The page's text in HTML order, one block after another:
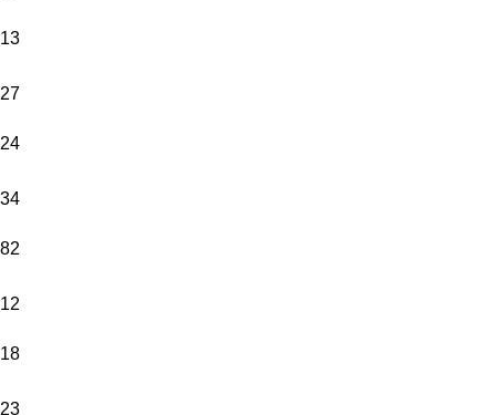
13
27
24
34
82
12
18
23